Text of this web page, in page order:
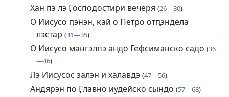
Хан пэ лэ Ӷосподостири вечеря (26—30)
О Иисусо ԥэнэн, кай о Пётро отԥэндёла
лэстар (31—35)
О Иисусо мангэлпэ андо Гефсиманско садо (36
—46)
Лэ Иисусос залэн и халавдэ (47—56)
Андярэн по Ӷлавно иудейско сындо (57—68)